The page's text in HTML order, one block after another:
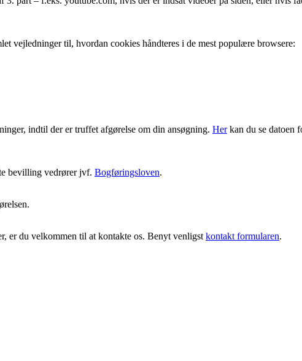
vejledninger til, hvordan cookies håndteres i de mest populære browsere:
indtil der er truffet afgørelse om din ansøgning. Herkan du se datoen
bevilling vedrører jvf. Bogføringsloven.
er du velkommen til at kontakte os. Benyt venligstkontakt formularen.